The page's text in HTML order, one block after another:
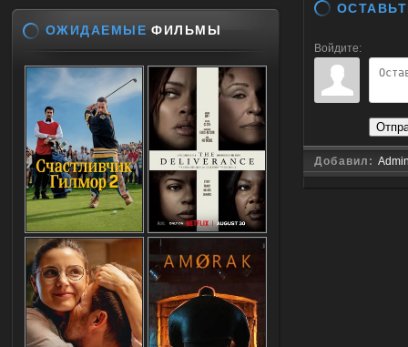
Войдите:
Добавил:
ОЖИДАЕМЫЕ ФИЛЬМЫ